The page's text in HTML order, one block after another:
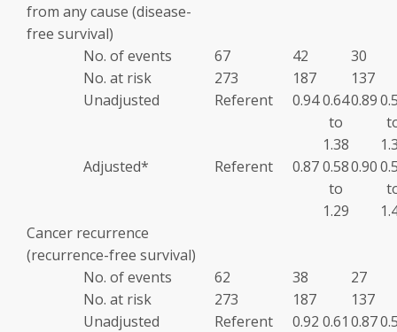
from any cause (disease-
free survival)
No. of events
67 42
30
No. at risk
273 187
137
Unadjusted
Referent 0.940.64
to
1.38
0.89
Adjusted* Referent 0.870.58
to
1.29
0.90
Cancer recurrence
(recurrence-free survival)
No. of events
62 38
27
No. at risk
273 187
137
Unadjusted
Referent 0.92 0.61 0.87